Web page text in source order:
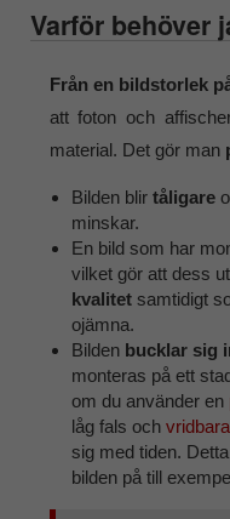
Varför behöver
Från en bildstorlek
att foton och
material. Det gör man
Bilden blirtåligare
minskar.
En bild som har
vilket gör att dess
kvalitet samtidigt
ojämna.
Bilden bucklar sig
monteras på ett
om du använder en
låg fals och
sig med tiden.
bilden på till